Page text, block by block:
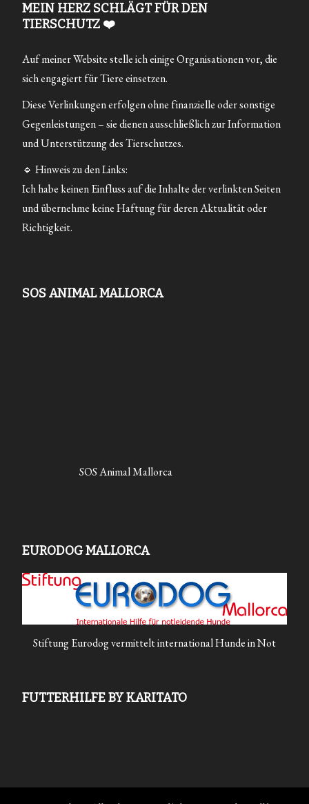
MEIN HERZ SCHLÄGT FÜR DEN
TIERSCHUTZ ❤️
Auf meiner Website stelle ich einige Organisationen vor, die
sich engagiert für Tiere einsetzen.
Diese Verlinkungen erfolgen ohne finanzielle oder sonstige
Gegenleistungen – sie dienen ausschließlich zur Information
und Unterstützung des Tierschutzes.
🔹 Hinweis zu den Links:
Ich habe keinen Einfluss auf die Inhalte der verlinkten Seiten
und übernehme keine Haftung für deren Aktualität oder
Richtigkeit.
SOS ANIMAL MALLORCA
SOS Animal Mallorca
EURODOG MALLORCA
Stiftung Eurodog vermittelt international Hunde in Not
FUTTERHILFE BY KARITATO